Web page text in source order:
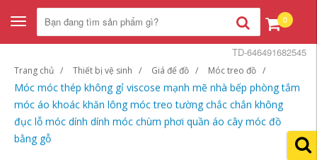
Toggle
navigation
0
Trang chủ Thiết bị vệ sinh Giá để đồ Móc treo đồ
Móc móc thép không gỉ viscose mạnh mẽ nhà bếp phòng tắm
móc áo khoác khăn lông móc treo tường chắc chắn không
đục lỗ móc dính dính móc chùm phơi quần áo cây móc đồ
bằng gỗ
TD-646491682545